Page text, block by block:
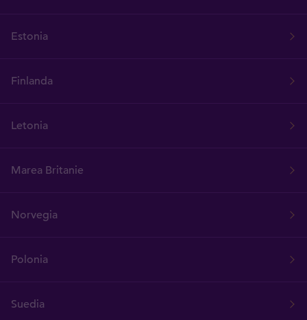
Estonia
Finlanda
Letonia
Marea Britanie
Norvegia
Polonia
Suedia